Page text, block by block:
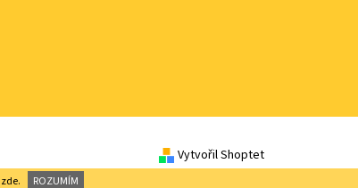
Vytvořil Shoptet
zde. ROZUMÍM